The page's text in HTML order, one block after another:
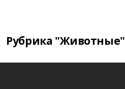
Рубрика "Животные"